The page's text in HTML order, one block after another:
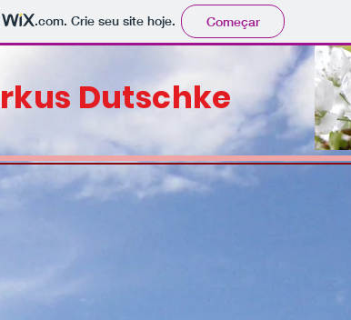
.com. Crie seu site hoje. Começar
Dutschke